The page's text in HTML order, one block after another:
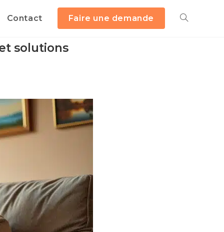
Contact Faire une demande
solutions